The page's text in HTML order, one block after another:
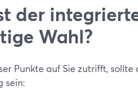
der
Wahl?
Punkte auf Sie zutrifft,
sein: